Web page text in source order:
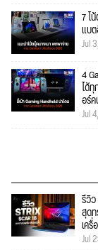
7 โ
แบ
Jul
4
ได้
อร์
Jul
รีวิ
สุด
เครื่
Jul